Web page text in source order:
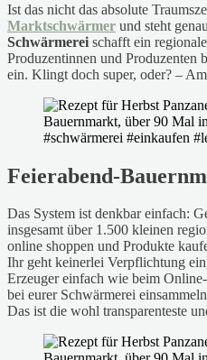
Ist das nicht das absolute
Marktschwärmer und steht
Schwärmerei schafft ein
Produzentinnen und
ein. Klingt doch super, oder? –
Feierabend-
Das System ist denkbar einfach:
insgesamt über 1.500 kleinen
online shoppen und Produkte
Ihr geht keinerlei Verpflichtung
Erzeuger einfach wie beim
bei eurer Schwärmerei
Das ist die wohl transparenteste